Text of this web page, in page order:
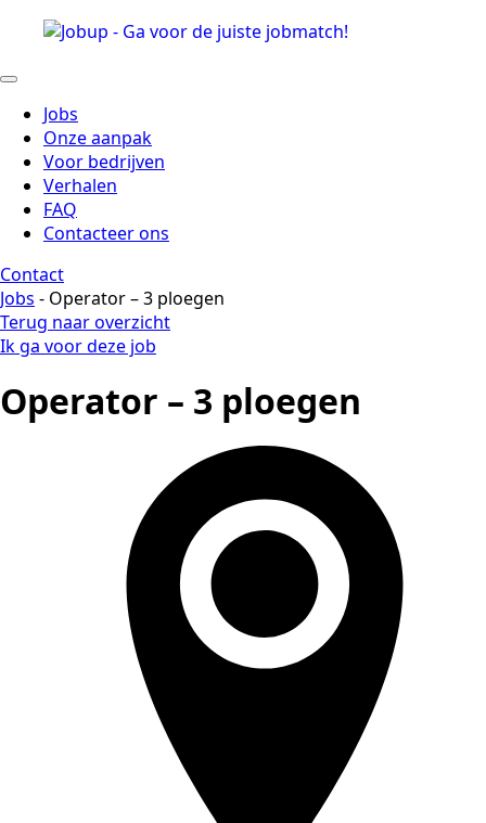
Jobs
Onze aanpak
Voor bedrijven
Verhalen
FAQ
Contacteer ons
Contact
Jobs - Operator – 3 ploegen
Terug naar overzicht
Ik ga voor deze job
Operator – 3 ploegen